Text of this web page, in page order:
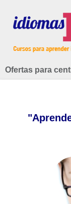
Ofertas para